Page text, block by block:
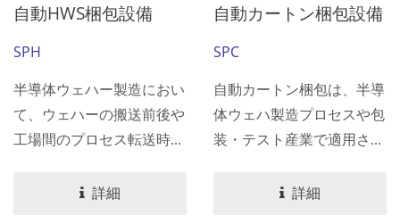
自動HWS梱包設備
SPH
半導体ウェハー製造におい
て、ウェハーの搬送前後や
工場間のプロセス転送時に
に包装する自動HWSパッ
詳細
自動カートン梱包設備
SPC
自動カートン梱包は、半導
体ウェハ製造プロセスや包
装・テスト産業で適用され
されたウェハキャリアを手
詳細